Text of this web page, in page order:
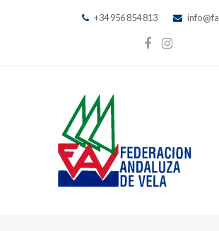
+34 956 854 813
Facebook
Instagram